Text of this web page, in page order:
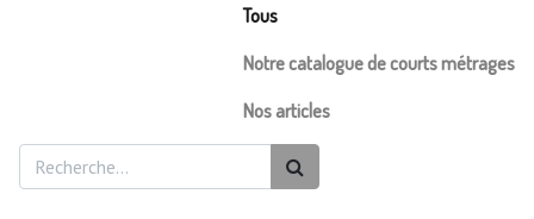
Tous
Notre catalogue de courts métrages
Nos articles